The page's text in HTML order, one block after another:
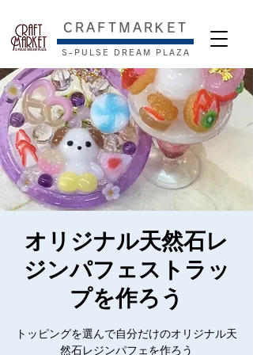
​CRAFTMARKET
S-PULSE DREAM PLAZA
オリジナル天然石レ
ジンパフェストラッ
プを作ろう
トッピングを選んで自分だけのオリジナル天
然石レジンパフェを作ろう